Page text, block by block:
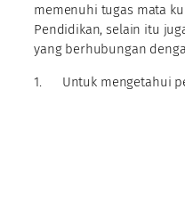
memenuhi tugas mata
Pendidikan, selain itu
yang berhubungan
1. Untuk mengetahui